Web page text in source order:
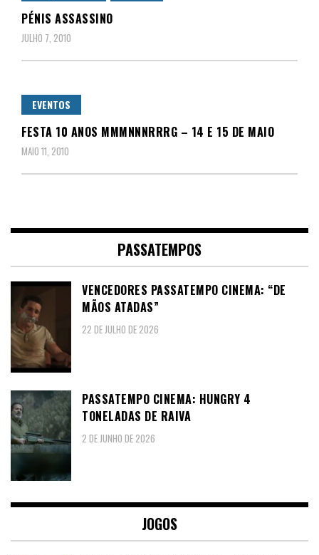
PÉNIS ASSASSINO
JULHO 7, 2010
EVENTOS
FESTA 10 ANOS MMMNNNRRRG – 14 E 15 DE MAIO
MAIO 11, 2010
PASSATEMPOS
VENCEDORES PASSATEMPO CINEMA: “DE
MÃOS ATADAS”
22 DE JULHO DE 2026
PASSATEMPO CINEMA: HUNGRY 4
TONELADAS DE RAIVA
2 DE JUNHO DE 2026
JOGOS